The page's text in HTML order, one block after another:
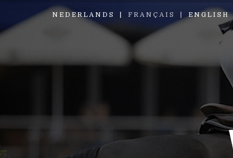
NEDERLANDS FRANÇAIS ENGLISH